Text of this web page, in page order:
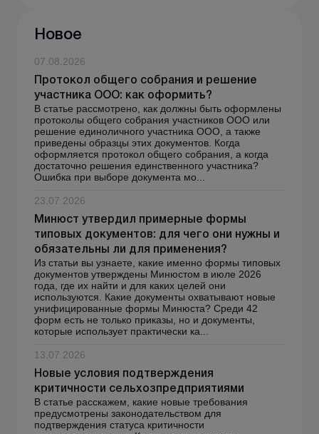
Новое
07.08.2026
Протокол общего собрания и решение
участника ООО: как оформить?
В статье рассмотрено, как должны быть оформлены
протоколы общего собрания участников ООО или
решение единоличного участника ООО, а также
приведены образцы этих документов. Когда
оформляется протокол общего собрания, а когда
достаточно решения единственного участника?
Ошибка при выборе документа мо...
23.07.2026
Минюст утвердил примерные формы
типовых документов: для чего они нужны и
обязательны ли для применения?
Из статьи вы узнаете, какие именно формы типовых
документов утверждены Минюстом в июле 2026
года, где их найти и для каких целей они
используются. Какие документы охватывают новые
унифицированные формы Минюста? Среди 42
форм есть не только приказы, но и документы,
которые использует практически ка...
13.07.2026
Новые условия подтверждения
критичности сельхозпредприятиями
В статье расскажем, какие новые требования
предусмотрены законодательством для
подтверждения статуса критичности